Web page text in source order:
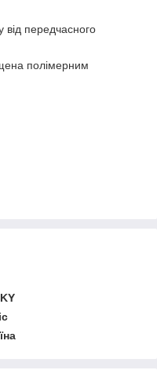
від передчасного
полімерним